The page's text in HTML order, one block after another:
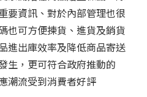
要資訊、對於內部管理也很
也可方便揀貨、進貨及銷貨
進出庫效率及降低商品寄送
生，更可符合政府推動的
潮流受到消費者好評